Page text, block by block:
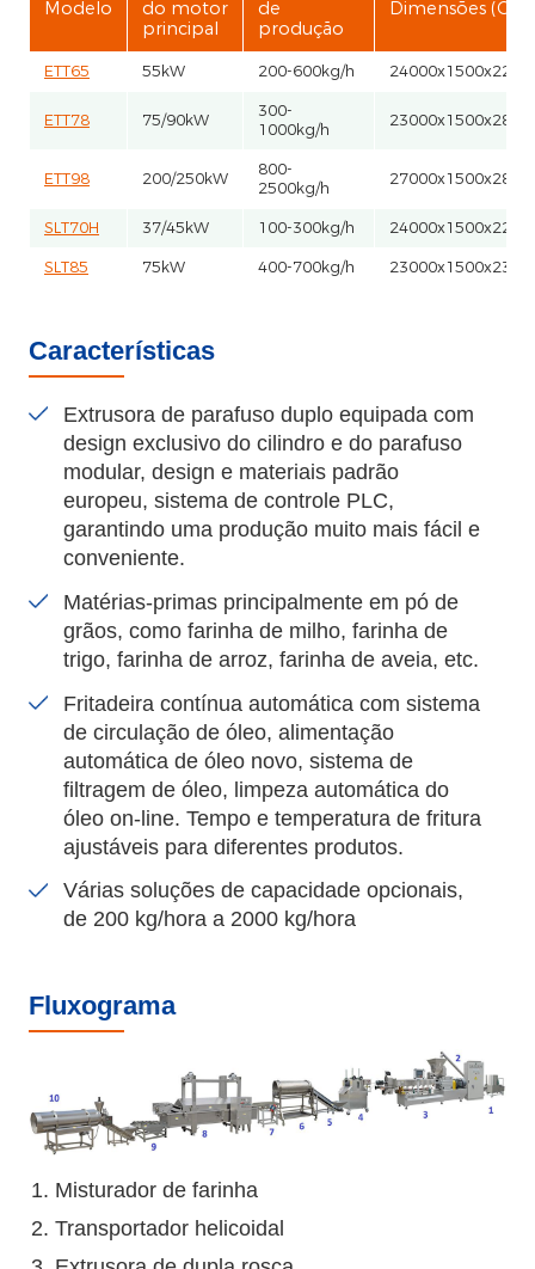
Modelo
do motor
principal
de
produção
Dimensões
ETT65 55kW 200-600kg/h
ETT78 75/90kW
300-
1000kg/h
ETT98 200/250kW
800-
2500kg/h
SLT70H 37/45kW 100-300kg/h
SLT85 75kW 400-700kg/h
Características
Extrusora de parafuso duplo equipada com
design exclusivo do cilindro e do parafuso
modular, design e materiais padrão
europeu, sistema de controle PLC,
garantindo uma produção muito mais fácil e
conveniente.
Matérias-primas principalmente em pó de
grãos, como farinha de milho, farinha de
trigo, farinha de arroz, farinha de aveia, etc.
Fritadeira contínua automática com sistema
de circulação de óleo, alimentação
automática de óleo novo, sistema de
filtragem de óleo, limpeza automática do
óleo on-line. Tempo e temperatura de fritura
ajustáveis para diferentes produtos.
Várias soluções de capacidade opcionais,
de 200 kg/hora a 2000 kg/hora
Fluxograma
Misturador de farinha
Transportador helicoidal